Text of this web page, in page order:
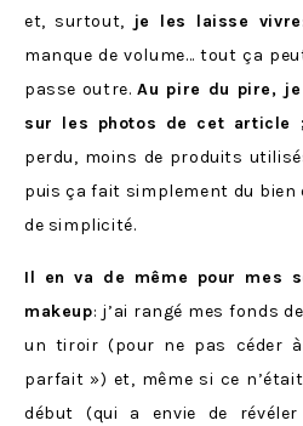
et, surtout, je les laisse vivre
manque de volume… tout ça
passe outre.Au pire du pire,
sur les photos de cet article
perdu, moins de produits
puis ça fait simplement du bien
de simplicité.
Il en va de même pour mes
makeup: j’ai rangé mes fonds
un tiroir (pour ne pas céder
parfait ») et, même si ce
début (qui a envie de